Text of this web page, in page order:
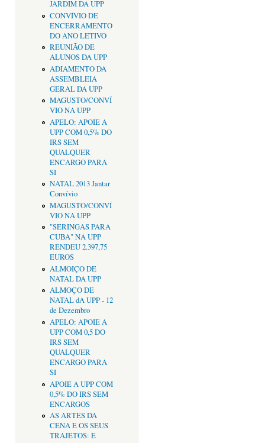
JARDIM DA UPP
CONVÍVIO DE
ENCERRAMENTO
DO ANO LETIVO
REUNIÃO DE
ALUNOS DA UPP
ADIAMENTO DA
ASSEMBLEIA
GERAL DA UPP
MAGUSTO/CONVÍ
VIO NA UPP
APELO: APOIE A
UPP COM 0,5% DO
IRS SEM
QUALQUER
ENCARGO PARA
SI
NATAL 2013 Jantar
Convívio
MAGUSTO/CONVÍ
VIO NA UPP
"SERINGAS PARA
CUBA" NA UPP
RENDEU 2.397,75
EUROS
ALMOIÇO DE
NATAL DA UPP
ALMOÇO DE
NATAL dA UPP - 12
de Dezembro
APELO: APOIE A
UPP COM 0,5 DO
IRS SEM
QUALQUER
ENCARGO PARA
SI
APOIE A UPP COM
0,5% DO IRS SEM
ENCARGOS
AS ARTES DA
CENA E OS SEUS
TRAJETOS: E